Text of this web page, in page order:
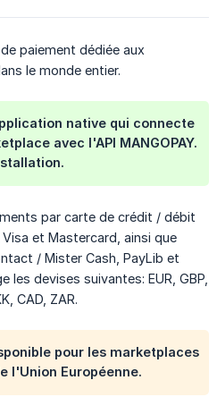
paiement dédiée aux
le monde entier.
native qui connecte
avec l'API MANGOPAY.
par carte de crédit / débit
et Mastercard, ainsi que
/ Mister Cash, PayLib et
les devises suivantes: EUR, GBP,
CAD, ZAR.
pour les marketplaces
l'Union Européenne.